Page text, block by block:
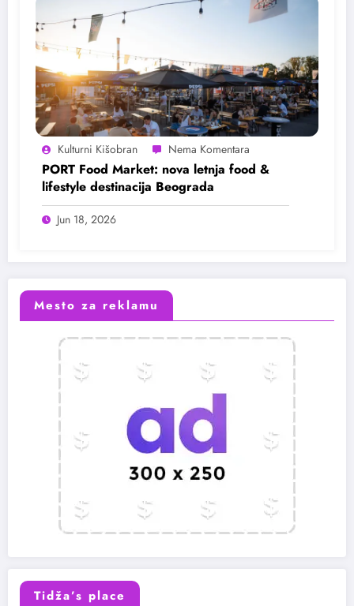
Kulturni Kišobran
PORT Food Market: nova letnja food &
lifestyle destinacija Beograda
Jun 18, 2026
Mesto za reklamu
Tidža’s place